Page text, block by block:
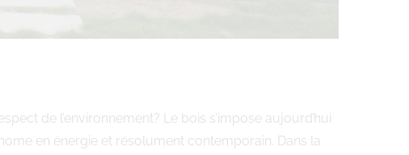
de l’environnement? Le bois s’impose aujourd’hui
en énergie et résolument contemporain. Dans la